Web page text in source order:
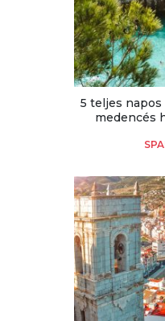
5 teljes napos
medencés